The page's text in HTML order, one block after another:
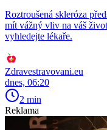
Roztroušená skleróza
mít vážný vliv na váš
vyhledejte lékaře.
Zdravestravovani.eu
dnes, 06:20
2 min
Reklama